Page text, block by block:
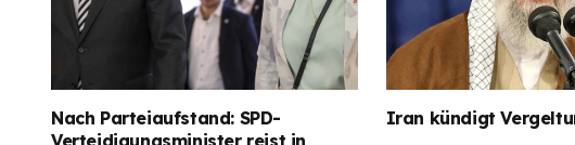
Nach Parteiaufstand: SPD-
Verteidigungsminister reist in
Iran kündigt